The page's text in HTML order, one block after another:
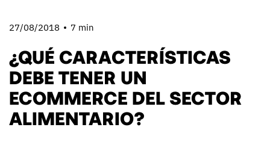
27/08/2018 7 min
¿QUÉ CARACTERÍSTICAS
DEBE TENER UN
ECOMMERCE DEL SECTOR
ALIMENTARIO?